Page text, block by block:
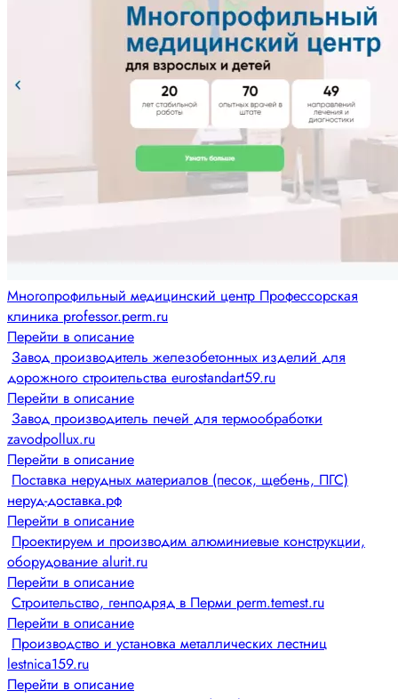
Многопрофильный медицинский центр Профессорская
клиника professor.perm.ru
Перейти в описание
Завод производитель железобетонных изделий для
дорожного строительства eurostandart59.ru
Перейти в описание
Завод производитель печей для термообработки
zavodpollux.ru
Перейти в описание
Поставка нерудных материалов (песок, щебень, ПГС)
неруд-доставка.рф
Перейти в описание
Проектируем и производим алюминиевые конструкции,
оборудование alurit.ru
Перейти в описание
Строительство, генподряд в Перми perm.temest.ru
Перейти в описание
Производство и установка металлических лестниц
lestnica159.ru
Перейти в описание